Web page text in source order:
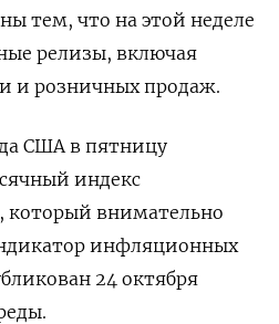
тем, что на этой неделе
релизы, включая
и розничных продаж.
США в пятницу
индекс
который внимательно
инфляционных
24 октября